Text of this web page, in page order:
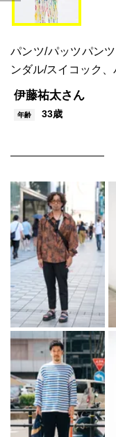
パンツ/パッツパン
ンダル/スイコック
伊藤祐太さん
年齢 33歳